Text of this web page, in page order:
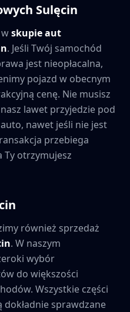
Sulęcin
skupie aut
. Jeśli Twój samochód
jest nieopłacalna,
pojazd w obecnym
cenę. Nie musisz
lawet przyjedzie pod
nawet jeśli nie jest
przebiega
Ty otrzymujesz
również sprzedaż
. W naszym
wybór
do większości
Wszystkie części
sprawdzane